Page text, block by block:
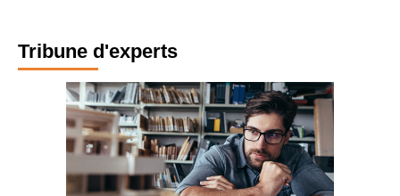
Tribune d'experts